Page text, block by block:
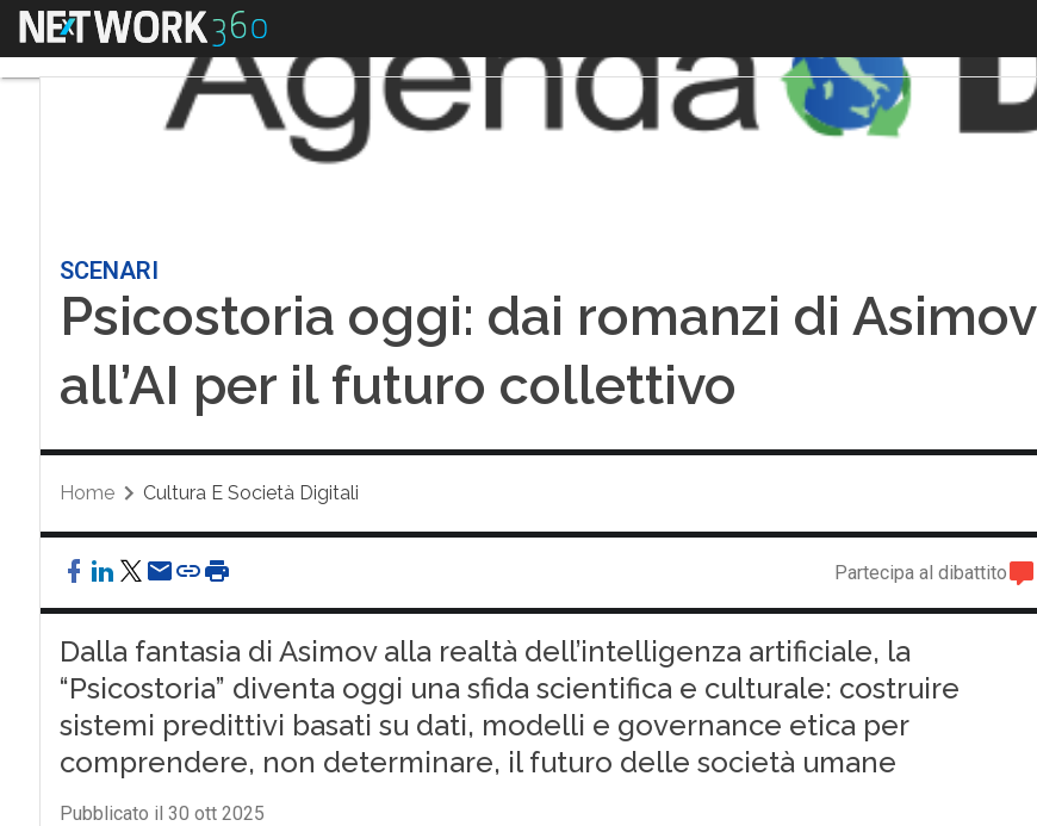
Menu
SCENARI
Psicostoria oggi: dai romanzi di Asimov
all’AI per il futuro collettivo
Home Cultura E Società Digitali
Partecipa al dibattito
Dalla fantasia di Asimov alla realtà dell’intelligenza artificiale, la
“Psicostoria” diventa oggi una sfida scientifica e culturale: costruire
sistemi predittivi basati su dati, modelli e governance etica per
comprendere, non determinare, il futuro delle società umane
Pubblicato il 30 ott 2025